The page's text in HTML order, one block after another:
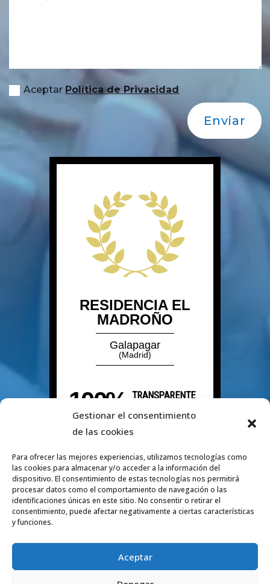
Gestionar el consentimiento
de las cookies
Para ofrecer las mejores experiencias, utilizamos tecnologías como
las cookies para almacenar y/o acceder a la información del
dispositivo. El consentimiento de estas tecnologías nos permitirá
procesar datos como el comportamiento de navegación o las
identificaciones únicas en este sitio. No consentir o retirar el
consentimiento, puede afectar negativamente a ciertas características
y funciones.
Aceptar
Aceptar Política de Privacidad
Enviar